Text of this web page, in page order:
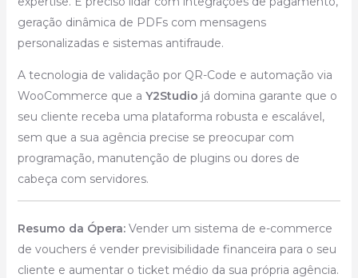
geração dinâmica de PDFs com mensagens
personalizadas e sistemas antifraude.
A tecnologia de validação por QR-Code e automação via
WooCommerce que a Y2Studio já domina garante que o
seu cliente receba uma plataforma robusta e escalável,
sem que a sua agência precise se preocupar com
programação, manutenção de plugins ou dores de
cabeça com servidores.
Resumo da Ópera:Vender um sistema de e-commerce
de vouchers é vender previsibilidade financeira para o seu
cliente e aumentar o ticket médio da sua própria agência.